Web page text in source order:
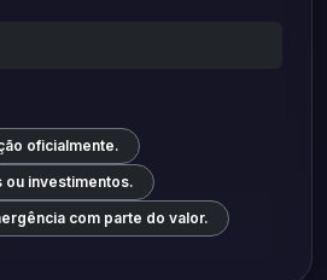
oficialmente.
ou investimentos.
com parte do valor.